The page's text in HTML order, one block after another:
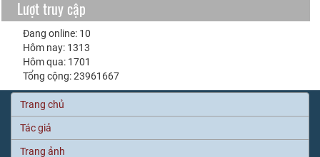
Lượt truy cập
Đang online: 10
Hôm nay: 1313
Hôm qua: 1701
Tổng cộng: 23961667
Trang chủ
Tác giả
Trang ảnh